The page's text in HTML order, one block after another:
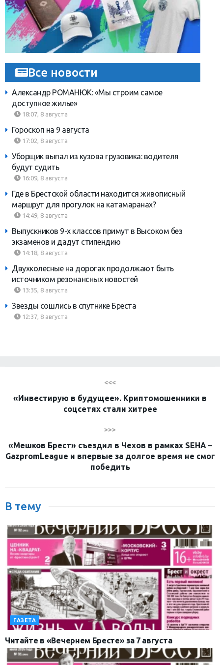
Все новости
Александр РОМАНЮК: «Мы строим самое
доступное жилье»
18:07, 8 августа
Гороскоп на 9 августа
17:02, 8 августа
Уборщик выпал из кузова грузовика: водителя
будут судить
16:09, 8 августа
Где в Брестской области находится живописный
маршрут для прогулок на катамаранах?
14:49, 8 августа
Выпускников 9-х классов примут в Высоком без
экзаменов и дадут стипендию
14:18, 8 августа
Двухколесные на дорогах продолжают быть
источником резонансных новостей
13:35, 8 августа
Звезды сошлись в спутнике Бреста
12:37, 8 августа
<<<
«Инвестирую в будущее». Криптомошенники в
соцсетях стали хитрее
>>>
«Мешков Брест» съездил в Чехов в рамках SEHA –
GazpromLeague и впервые за долгое время не смог
победить
В тему
ГАЗЕТА
Читайте в «Вечернем Бресте» за 7 августа